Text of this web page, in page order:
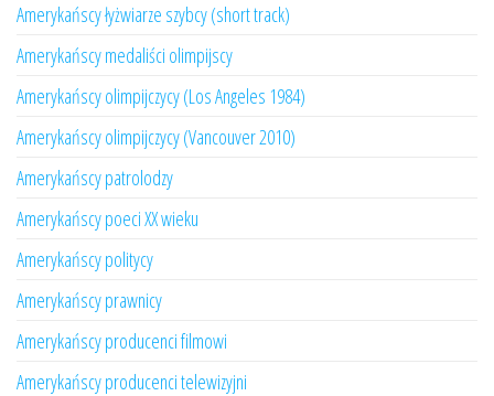
Amerykańscy łyżwiarze szybcy (short track)
Amerykańscy medaliści olimpijscy
Amerykańscy olimpijczycy (Los Angeles 1984)
Amerykańscy olimpijczycy (Vancouver 2010)
Amerykańscy patrolodzy
Amerykańscy poeci XX wieku
Amerykańscy politycy
Amerykańscy prawnicy
Amerykańscy producenci filmowi
Amerykańscy producenci telewizyjni